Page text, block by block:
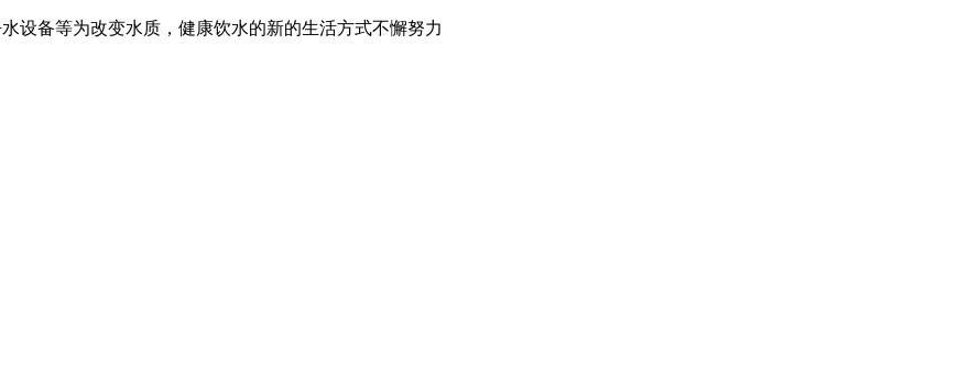
设备等为改变水质，健康饮水的新的生活方式不懈努力